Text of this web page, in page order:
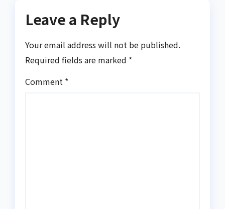
Leave a Reply
Your email address will not be published.
Required fields are marked *
Comment *